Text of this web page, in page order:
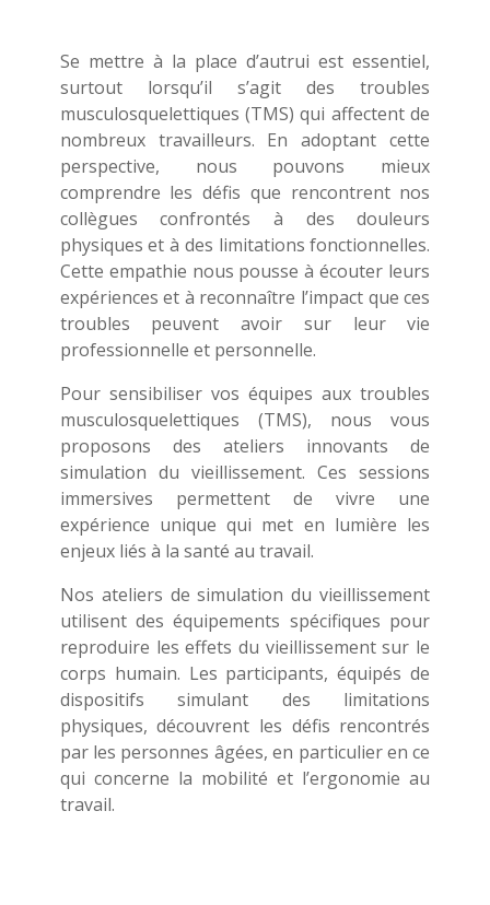
Se mettre à la place d’autrui est essentiel,
surtout lorsqu’il s’agit des troubles
musculosquelettiques (TMS) qui affectent de
nombreux travailleurs. En adoptant cette
perspective, nous pouvons mieux
comprendre les défis que rencontrent nos
collègues confrontés à des douleurs
physiques et à des limitations fonctionnelles.
Cette empathie nous pousse à écouter leurs
expériences et à reconnaître l’impact que ces
troubles peuvent avoir sur leur vie
professionnelle et personnelle.
Pour sensibiliser vos équipes aux troubles
musculosquelettiques (TMS), nous vous
proposons des ateliers innovants de
simulation du vieillissement. Ces sessions
immersives permettent de vivre une
expérience unique qui met en lumière les
enjeux liés à la santé au travail.
Nos ateliers de simulation du vieillissement
utilisent des équipements spécifiques pour
reproduire les effets du vieillissement sur le
corps humain. Les participants, équipés de
dispositifs simulant des limitations
physiques, découvrent les défis rencontrés
par les personnes âgées, en particulier en ce
qui concerne la mobilité et l’ergonomie au
travail.